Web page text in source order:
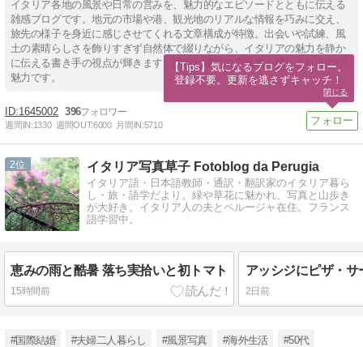
イタリア各地の風景や日常の営みを、魅力的なエピソードとともに伝える
雑感ブログです。地元の市場や港、観光地のリアルな情報を巧みに交え、
旅先の様子を身近に感じさせてくれる文章構成が特徴。出会いや試練、風
土の素晴らしさを飾りすぎず自然体で綴りながら、イタリアの魅力を静か
に伝える書き手の視点が輝きます。訪れた場所の空気感を感じとれるのが
魅力です。
1645002 396
週間IN:1330 週間OUT:6000 月間IN:5710
2 イタリア写真草子 Fotoblog da Perugia
イタリア語・日本語教師・通訳・翻訳家のイタリア暮ら
し・旅・語学だより。緑や草花に魅かれ、写真と山歩き
が大好き。イタリア人の夫とペルージャ在住。フランス
語学習中。
恵みの雨と酷暑 落ち実拾いと初トマト
15時間前 2日前
#国際結婚 #夫婦二人暮らし #風景写真 #海外生活 #50代
【Tips】気になるブログをフォロー。
登録不要。更新を逃さずキャッチ！
閉じる